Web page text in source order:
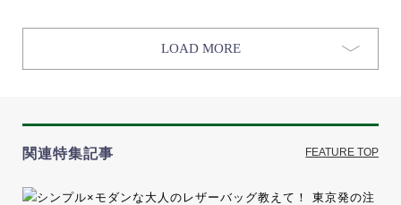
LOAD MORE
関連特集記事 FEATURE TOP